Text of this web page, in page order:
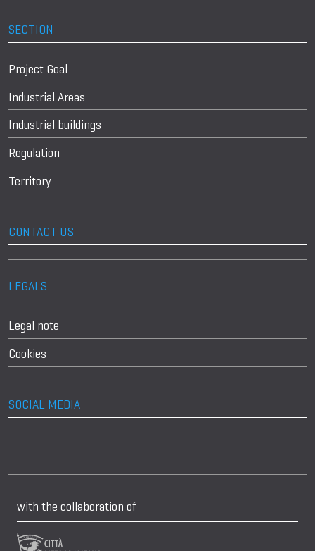
SECTION
Project Goal
Industrial Areas
Industrial buildings
Regulation
Territory
CONTACT US
LEGALS
Legal note
Cookies
SOCIAL MEDIA
with the collaboration of